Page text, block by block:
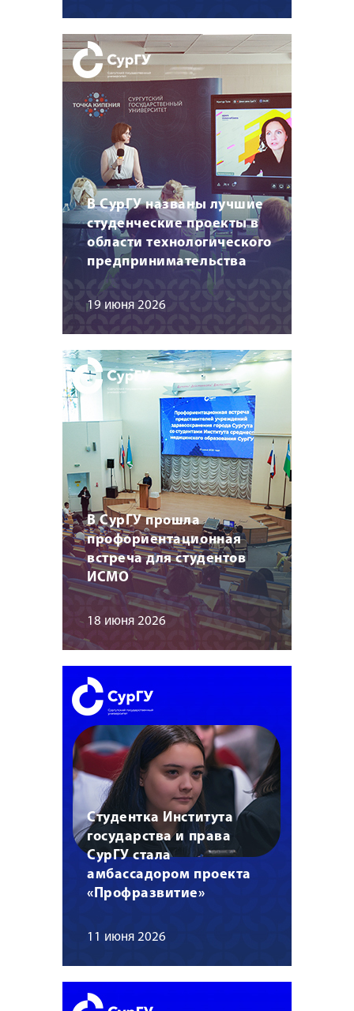
В СурГУ названы лучшие
студенческие проекты в
области технологического
предпринимательства
19 июня 2026
В СурГУ прошла
профориентационная
встреча для студентов
ИСМО
18 июня 2026
Студентка Института
государства и права
СурГУ стала
амбассадором проекта
«Профразвитие»
11 июня 2026